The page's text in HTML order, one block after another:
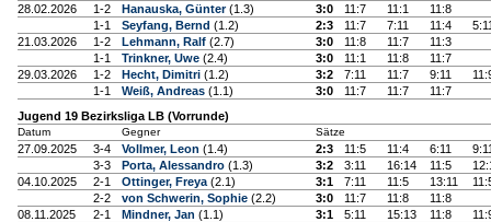
28.02.2026
1-2 Hanauska, Günter(1.3) 3:0 11:7 11:1
11:8
1-1
Seyfang, Bernd (1.2) 2:3 11:7 7:11 11:4
21.03.2026
1-2 Lehmann, Ralf (2.7) 3:0 11:8 11:7
11:3
1-1
Trinkner, Uwe (2.4) 3:0 11:1 11:8
11:7
29.03.2026
1-2 Hecht, Dimitri (1.2) 3:2 7:11 11:7 9:11
1-1
Weiß, Andreas (1.1) 3:0 11:7 11:7
11:7
Jugend 19 Bezirksliga LB (Vorrunde)
Datum Gegner Sätze
27.09.2025 3-4 Vollmer, Leon (1.4) 2:3 11:5 11:4 6:11
3-3
Porta, Alessandro (1.3) 3:2 3:11 16:14 11:5
04.10.2025
2-1 Ottinger, Freya (2.1) 3:1 7:11 11:5 13:11
2-2
von Schwerin, Sophie (2.2) 3:0 11:7 11:8
11:8
08.11.2025
2-1 Mindner, Jan (1.1) 3:1 5:11 15:13 11:8